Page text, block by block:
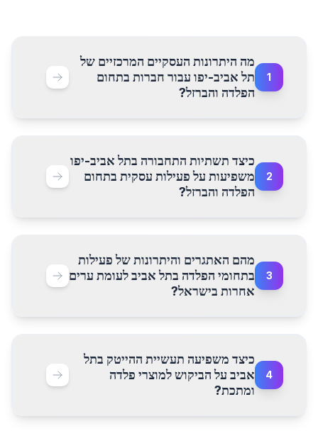
1
מה היתרונות העסקיים המרכזיים של
תל אביב-יפו עבור חברות בתחום
הפלדה והברזל?
2
כיצד תשתיות התחבורה בתל אביב-יפו
משפיעות על פעילות עסקית בתחום
הפלדה והברזל?
3
מהם האתגרים והיתרונות של פעילות
בתחומי הפלדה בתל אביב לעומת ערים
אחרות בישראל?
4
כיצד משפיעה תעשיית ההייטק בתל
אביב על הביקוש למוצרי פלדה
ומתכת?